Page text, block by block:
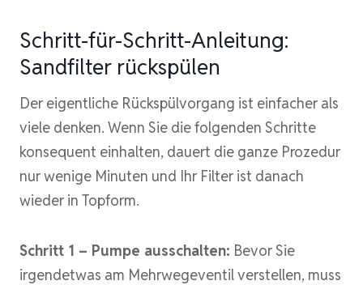
Schritt-für-Schritt-Anleitung:
Sandfilter rückspülen
Der eigentliche Rückspülvorgang ist einfacher als
viele denken. Wenn Sie die folgenden Schritte
konsequent einhalten, dauert die ganze Prozedur
nur wenige Minuten und Ihr Filter ist danach
wieder in Topform.
Schritt 1 – Pumpe ausschalten: Bevor Sie
irgendetwas am Mehrwegeventil verstellen, muss